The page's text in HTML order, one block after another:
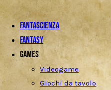
Fantascienza
Fantasy
Games
Videogame
Giochi da tavolo